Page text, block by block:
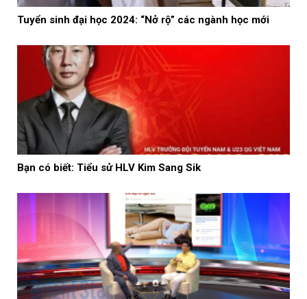
Tuyển sinh đại học 2024: “Nở rộ” các ngành học mới
Bạn có biết: Tiểu sử HLV Kim Sang Sik